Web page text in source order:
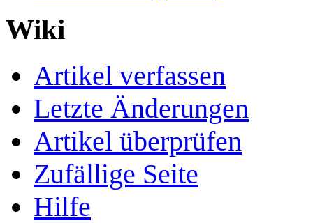
Wiki
Artikel verfassen
Letzte Änderungen
Artikel überprüfen
Zufällige Seite
Hilfe